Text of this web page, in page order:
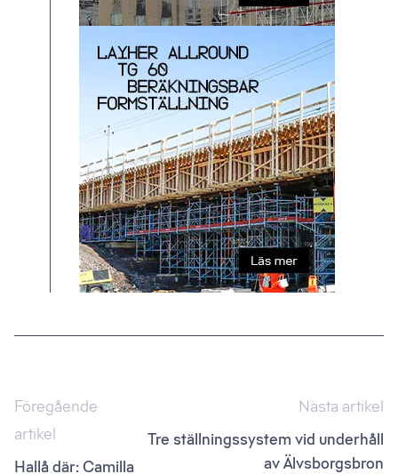
Inläggsnavigering
Föregående
artikel
Hallå där: Camilla
Nästa artikel
Tre ställningssystem vid underhåll
av Älvsborgsbron